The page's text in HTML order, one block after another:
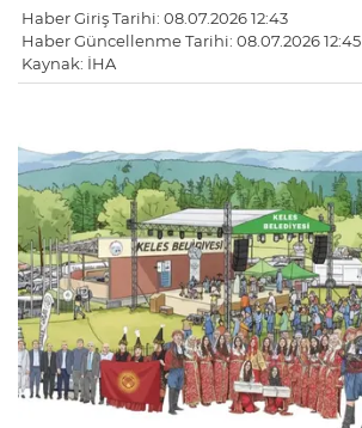
Haber Giriş Tarihi: 08.07.2026 12:43
Haber Güncellenme Tarihi: 08.07.2026 12:45
Kaynak: İHA